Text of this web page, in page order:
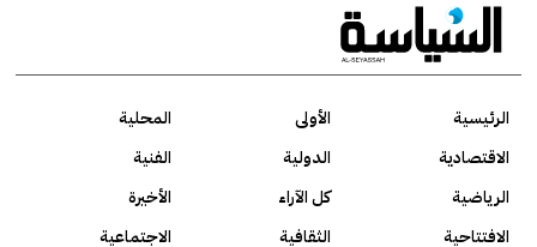
الرئيسية الأولى
المحلية
الاقتصادية
الدولية
الفنية
الرياضية
كل الآراء
الأخيرة
الافتتاحية
الثقافية الاجتماعية